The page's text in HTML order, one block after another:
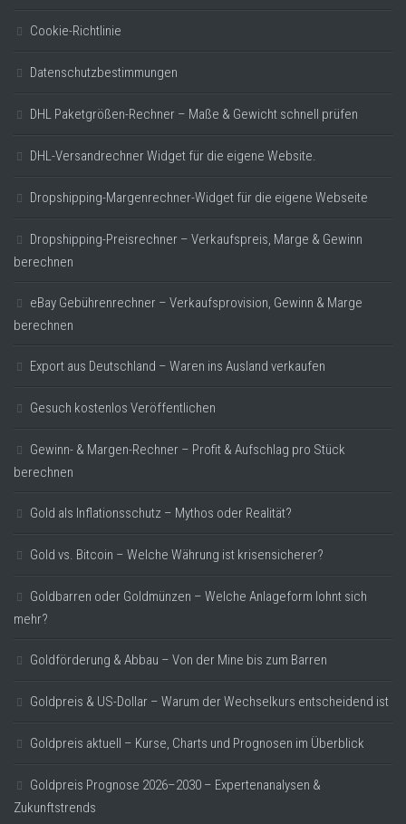
Cookie-Richtlinie
Datenschutzbestimmungen
DHL Paketgrößen-Rechner – Maße & Gewicht schnell prüfen
DHL-Versandrechner Widget für die eigene Website.
Dropshipping-Margenrechner-Widget für die eigene Webseite
Dropshipping-Preisrechner – Verkaufspreis, Marge & Gewinn
berechnen
eBay Gebührenrechner – Verkaufsprovision, Gewinn & Marge
berechnen
Export aus Deutschland – Waren ins Ausland verkaufen
Gesuch kostenlos Veröffentlichen
Gewinn- & Margen-Rechner – Profit & Aufschlag pro Stück
berechnen
Gold als Inflationsschutz – Mythos oder Realität?
Gold vs. Bitcoin – Welche Währung ist krisensicherer?
Goldbarren oder Goldmünzen – Welche Anlageform lohnt sich
mehr?
Goldförderung & Abbau – Von der Mine bis zum Barren
Goldpreis & US-Dollar – Warum der Wechselkurs entscheidend ist
Goldpreis aktuell – Kurse, Charts und Prognosen im Überblick
Goldpreis Prognose 2026–2030 – Expertenanalysen &
Zukunftstrends